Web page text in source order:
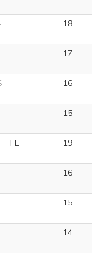
18
17
16
15
FL 19
16
15
14